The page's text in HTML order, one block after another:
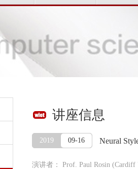
讲座信息
2019 09-16 Neural
演讲者： Prof. Paul Rosin (Cardiff